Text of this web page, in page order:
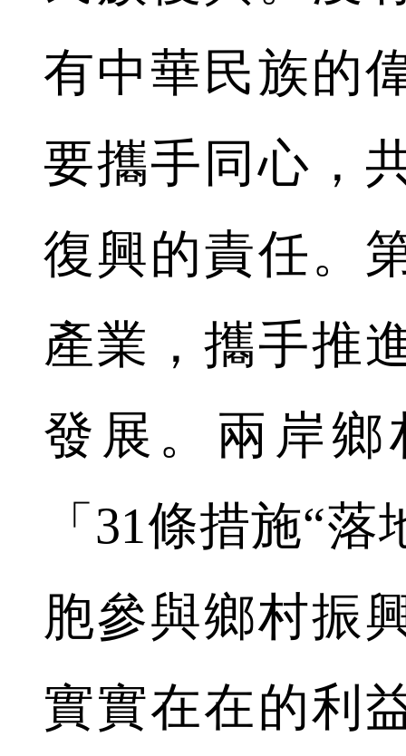
有中華民族的
要攜手同心，
復興的責任。
產業，攜手推
發展。兩岸
「31條措施“
胞參與鄉村振
實實在在的利